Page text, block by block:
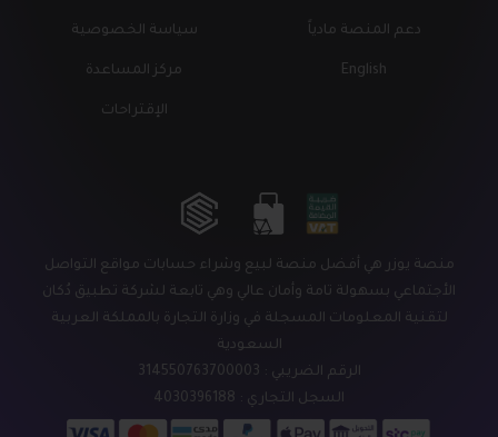
منصة يوزر هي أفضل منصة لبيع وشراء حسابات مواقع التواصل
الأجتماعي بسهولة تامة وأمان عالي وهي تابعة لشركة تطبيق دُكان
لتقنية المعلومات المسجلة في وزارة التجارة بالمملكة العربية
السعودية
الرقم الضريبي : 314550763700003
السجل التجاري : 4030396188
سياسة الخصوصية
مركز المساعدة
الإقتراحات
دعم المنصة مادياً
English